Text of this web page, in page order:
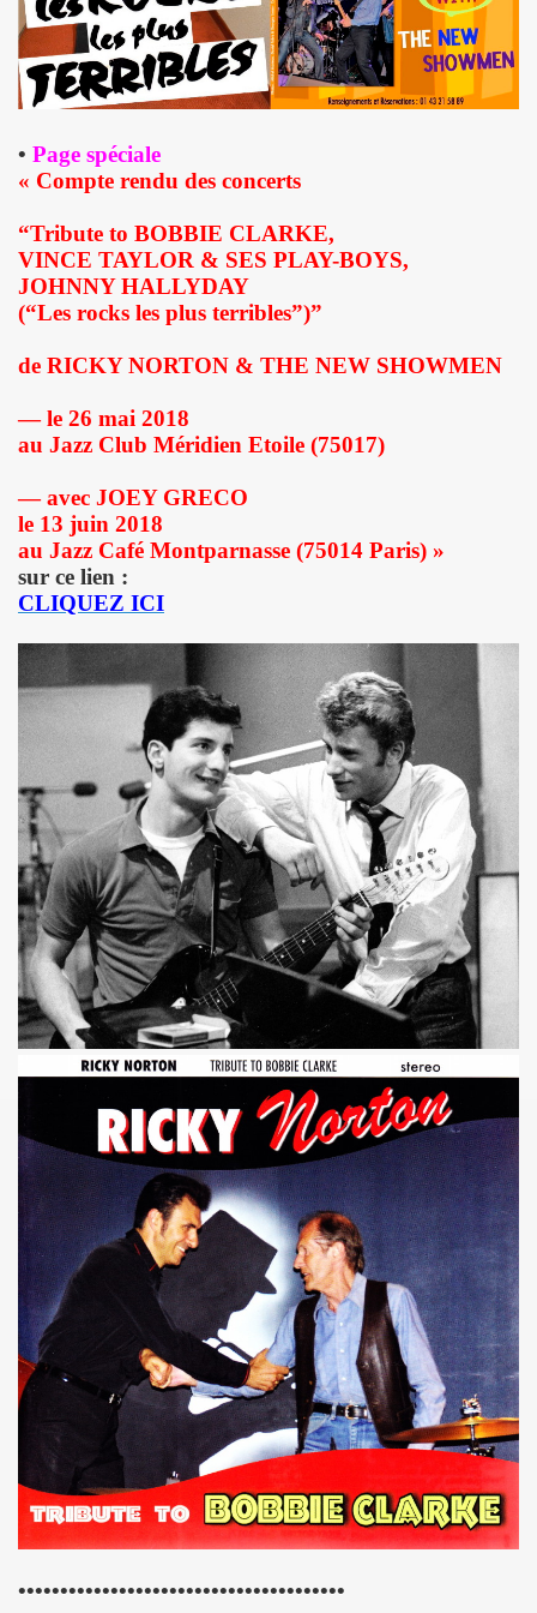
• Page spéciale
« Compte rendu des concerts
“Tribute to BOBBIE CLARKE,
VINCE TAYLOR & SES PLAY-BOYS,
JOHNNY HALLYDAY
(“Les rocks les plus terribles”)”
de RICKY NORTON & THE NEW SHOWMEN
— le 26 mai 2018
au Jazz Club Méridien Etoile (75017)
— avec JOEY GRECO
le 13 juin 2018
au Jazz Café Montparnasse (75014 Paris) »
sur ce lien :
CLIQUEZ ICI
•••••••••••••••••••••••••••••••••••••••
de DICK RIVERS : au CASINO DE PARIS 2011, à
de SEBASTIEN LIFSHITZ : impressions.
L'OBJECTIF DE PIERRE ET GILLES — Photos et
dit DANIEL DARC, le 14 mars 2013 a PARIS.
(mars 2013).
le magazine papier "GONZAI" numero 1 (janvier
le 11 decembre 2012 a l'OLYMPIA (Paris) : compte
“First Comes The Night”) le 12 octobre 2012 au GRAND
REX et JEAN-PIERRE MADER a Villeneuve (oct.
SUGAR AND TIGER, EFFELLO ET LES
et 12 decembre 2012 a BERLIN.
DE MOI" (2012), film-serie de STEVE CATIEAU.
(juillet et aout 2012).
DUVALL : les deux font la paire" ("La Libre Belgique", 14
les 15, 16 et 17 juin 2012 au STADE DE FRANCE (Saint-
2012 a L'INTERNATIONAL (Paris).
: "How we met" dans le journal anglais "THE
& JEAN-MARC LEDERMAN) : l'album "ROMANIA"
et BENJAMIN SCHOOS le 9 mai 2012 au RESERVOIR
detaillee du nouveau CD et du show 2012.
des Arts et des Lettres par FREDERIC MITTERRAND,
avril 2012).
le 21 mars 2012 au BOTANIQUE - LA ROTONDE
dans "ACCORDEON et ACCORDEONISTES" (avril
"KISS" de MARIE FRANCE ET LES FANTOMES dans
(Paris) : compte rendu.
album de PHANTOM Featuring MARIE FRANCE.